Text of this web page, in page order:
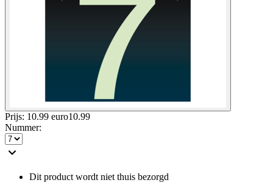
Prijs: 10.99 euro10.99
Nummer:
Dit product wordt niet thuis bezorgd